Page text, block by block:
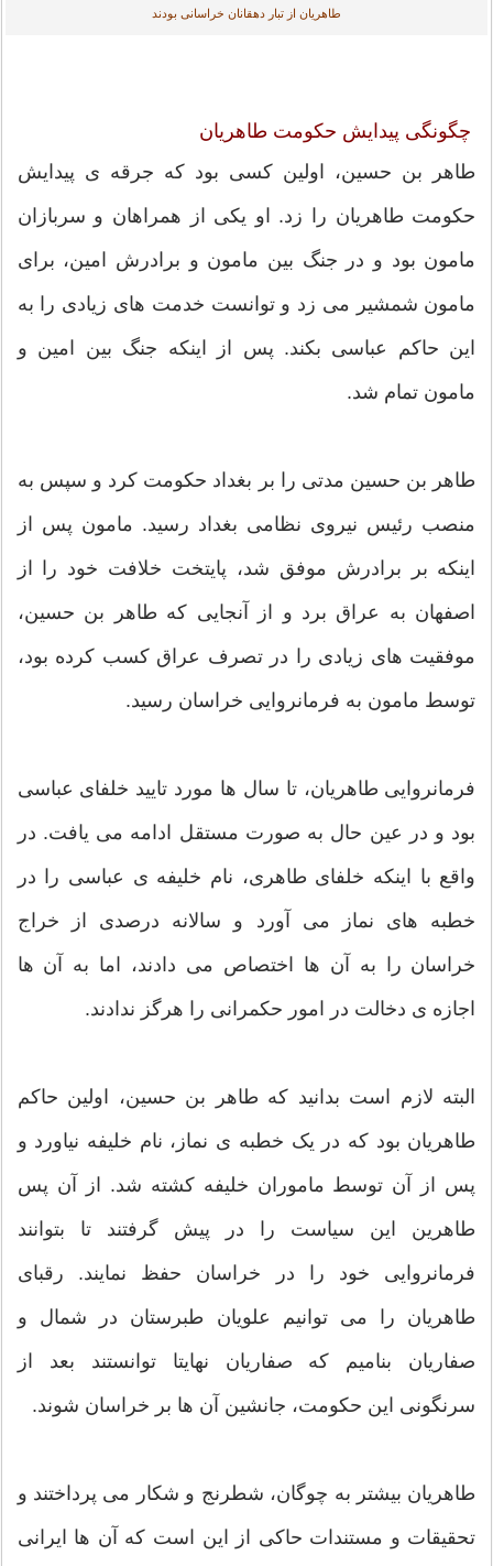
طاهریان از تبار دهقانان خراسانی بودند
چگونگی پیدایش حکومت طاهریان
طاهر بن حسین، اولین کسی بود که جرقه ی پیدایش
حکومت طاهریان را زد. او یکی از همراهان و سربازان
مامون بود و در جنگ بین مامون و برادرش امین، برای
مامون شمشیر می زد و توانست خدمت های زیادی را به
این حاکم عباسی بکند. پس از اینکه جنگ بین امین و
مامون تمام شد.
طاهر بن حسین مدتی را بر بغداد حکومت کرد و سپس به
منصب رئیس نیروی نظامی بغداد رسید. مامون پس از
اینکه بر برادرش موفق شد، پایتخت خلافت خود را از
اصفهان به عراق برد و از آنجایی که طاهر بن حسین،
موفقیت های زیادی را در تصرف عراق کسب کرده بود،
توسط مامون به فرمانروایی خراسان رسید.
فرمانروایی طاهریان، تا سال ها مورد تایید خلفای عباسی
بود و در عین حال به صورت مستقل ادامه می یافت. در
واقع با اینکه خلفای طاهری، نام خلیفه ی عباسی را در
خطبه های نماز می آورد و سالانه درصدی از خراج
خراسان را به آن ها اختصاص می دادند، اما به آن ها
اجازه ی دخالت در امور حکمرانی را هرگز ندادند.
البته لازم است بدانید که طاهر بن حسین، اولین حاکم
طاهریان بود که در یک خطبه ی نماز، نام خلیفه نیاورد و
پس از آن توسط ماموران خلیفه کشته شد. از آن پس
طاهرین این سیاست را در پیش گرفتند تا بتوانند
فرمانروایی خود را در خراسان حفظ نمایند. رقبای
طاهریان را می توانیم علویان طبرستان در شمال و
صفاریان بنامیم که صفاریان نهایتا توانستند بعد از
سرنگونی این حکومت، جانشین آن ها بر خراسان شوند.
طاهریان بیشتر به چوگان، شطرنج و شکار می پرداختند و
تحقیقات و مستندات حاکی از این است که آن ها ایرانی